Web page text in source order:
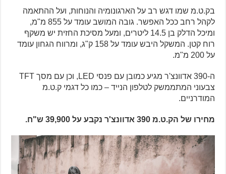
בק.ט.מ שמו דגש רב על הארגונומיה והנוחות, ועל ההתאמה
לקהל רחב ככל האפשר. גובה המושב עומד על 855 מ"מ,
ומיכל הדלק בן 14.5 ליטרים, ומעל מסיכת החזית יש משקף
רוח קטן. המשקל היבש עומד על 158 ק"ג, ומרווח הגחון עומד
על 200 מ"מ.
ה-390 אדוונצ'ר מגיע כמובן עם פנסי LED, וכן עם מסך TFT
צבעוני המתממשק לטלפון הנייד – כמו כל דגמי ק.ט.מ
המודרניים.
מחירו של הק.ט.מ 390 אדוונצ'ר נקבע על 39,900 ש"ח.